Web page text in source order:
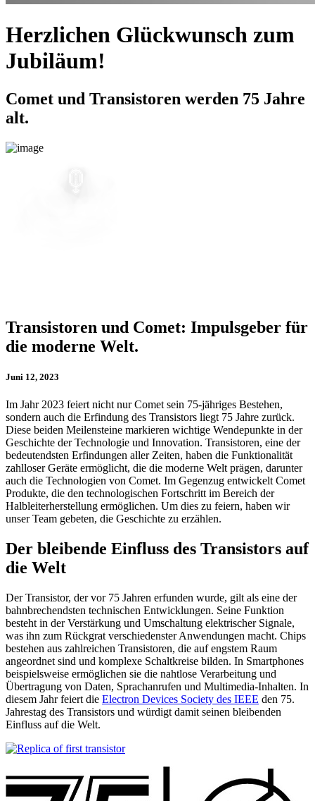
Herzlichen Glückwunsch zum
Jubiläum!
Comet und Transistoren werden 75 Jahre
alt.
Transistoren und Comet: Impulsgeber für
die moderne Welt.
Juni 12, 2023
Im Jahr 2023 feiert nicht nur Comet sein 75-jähriges Bestehen,
sondern auch die Erfindung des Transistors liegt 75 Jahre zurück.
Diese beiden Meilensteine markieren wichtige Wendepunkte in der
Geschichte der Technologie und Innovation. Transistoren, eine der
bedeutendsten Erfindungen aller Zeiten, haben die Funktionalität
zahlloser Geräte ermöglicht, die die moderne Welt prägen, darunter
auch die Technologien von Comet. Im Gegenzug entwickelt Comet
Produkte, die den technologischen Fortschritt im Bereich der
Halbleiterherstellung ermöglichen. Um dies zu feiern, haben wir
unser Team gebeten, die Geschichte zu erzählen.
Der bleibende Einfluss des Transistors auf
die Welt
Der Transistor, der vor 75 Jahren erfunden wurde, gilt als eine der
bahnbrechendsten technischen Entwicklungen. Seine Funktion
besteht in der Verstärkung und Umschaltung elektrischer Signale,
was ihn zum Rückgrat verschiedenster Anwendungen macht. Chips
bestehen aus zahlreichen Transistoren, die auf engstem Raum
angeordnet sind und komplexe Schaltkreise bilden. In Smartphones
beispielsweise ermöglichen sie die nahtlose Verarbeitung und
Übertragung von Daten, Sprachanrufen und Multimedia-Inhalten. In
diesem Jahr feiert die Electron Devices Society des IEEE den 75.
Jahrestag des Transistors und würdigt damit seinen bleibenden
Einfluss auf die Welt.